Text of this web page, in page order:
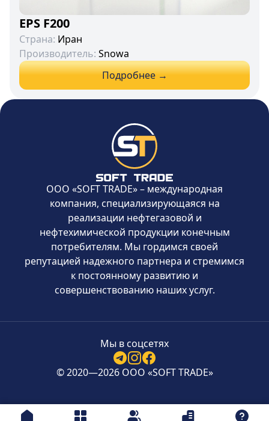
EPS F200
Страна: Иран
Производитель: Snowa
Подробнее →
ООО «SOFT TRADE» – международная
компания, специализирующаяся на
реализации нефтегазовой и
нефтехимической продукции конечным
потребителям. Мы гордимся своей
репутацией надежного партнера и стремимся
к постоянному развитию и
совершенствованию наших услуг.
© 2020—2026 ООО «SOFT TRADE»
Мы в соцсетях